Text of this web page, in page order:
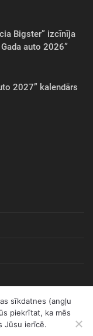
Bigster” izcīnīja
auto 2026”
2027” kalendārs
sīkdatnes (angļu
piekrītat, ka mēs
Jūsu ierīcē.